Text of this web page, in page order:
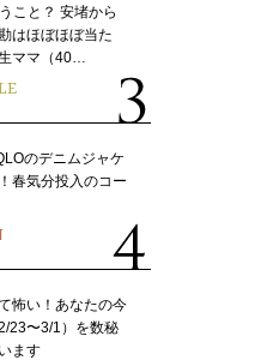
こと？ 安堵から
はほぼほぼ当た
ママ（40…
のデニムジャケ
春気分投入のコー
怖い！あなたの今
23〜3/1）を数秘
ます